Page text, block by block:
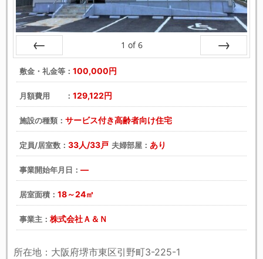
戻る
1 of 6
敷金・礼金等： 100,000円
月額費用 ： 129,122円
施設の種類： サービス付き高齢者向け住宅
定員/居室数： 33人/33戸 夫婦部屋： あり
事業開始年月日： ―
居室面積： 18～24㎡
事業主： 株式会社Ａ＆Ｎ
所在地：大阪府堺市東区引野町3-225-1